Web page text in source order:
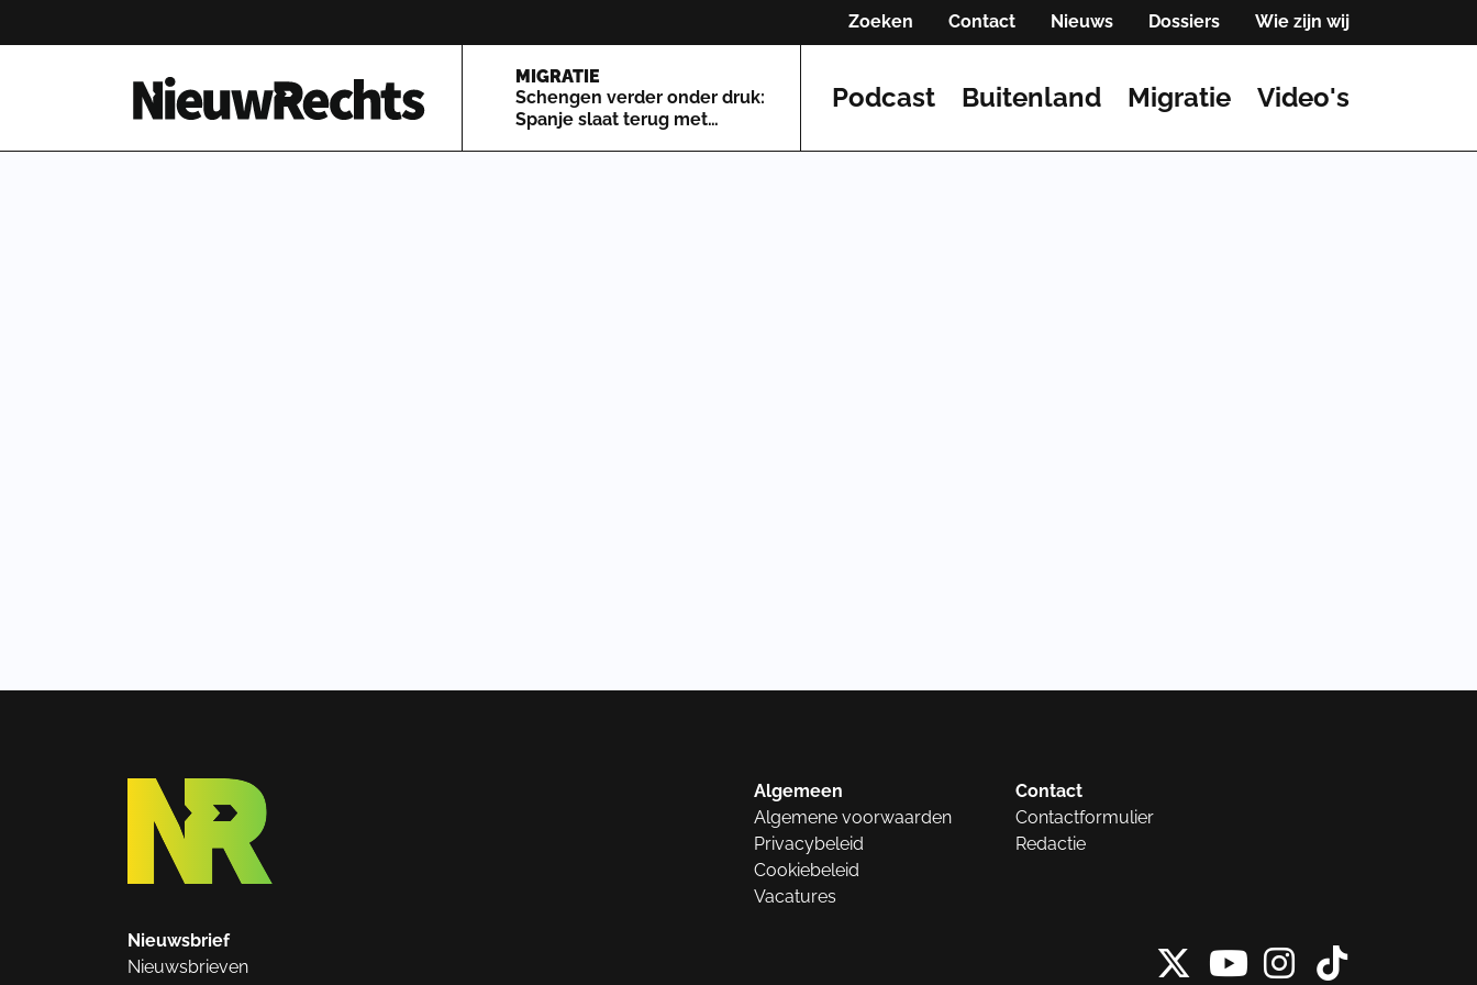
Zoeken Contact Nieuws Dossiers Wie zijn wij
Homepage van NieuwRechts
MIGRATIE
Schengen verder onder druk:
Spanje slaat terug met
Podcast Buitenland Migratie Video's
Algemeen
Algemene voorwaarden
Privacybeleid
Cookiebeleid
Vacatures
Contact
Contactformulier
Redactie
Nieuwsbrief
Nieuwsbrieven
X vanInstagram
Tiktok